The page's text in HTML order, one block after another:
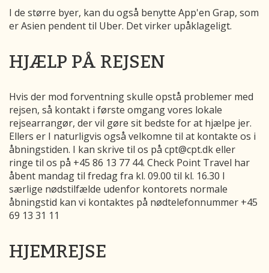
I de større byer, kan du også benytte App'en Grap, som
er Asien pendent til Uber. Det virker upåklageligt.
HJÆLP PÅ REJSEN
Hvis der mod forventning skulle opstå problemer med
rejsen, så kontakt i første omgang vores lokale
rejsearrangør, der vil gøre sit bedste for at hjælpe jer.
Ellers er I naturligvis også velkomne til at kontakte os i
åbningstiden. I kan skrive til os på cpt@cpt.dk eller
ringe til os på +45 86 13 77 44. Check Point Travel har
åbent mandag til fredag fra kl. 09.00 til kl. 16.30 I
særlige nødstilfælde udenfor kontorets normale
åbningstid kan vi kontaktes på nødtelefonnummer +45
69 13 31 11
HJEMREJSE